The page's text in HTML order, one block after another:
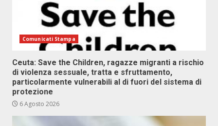
Comunicati Stampa
Ceuta: Save the Children, ragazze migranti a rischio
di violenza sessuale, tratta e sfruttamento,
particolarmente vulnerabili al di fuori del sistema di
protezione
6 Agosto 2026